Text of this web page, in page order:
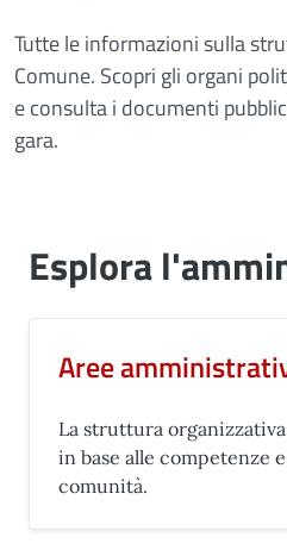
Tutte le informazioni sulla
Comune. Scopri gli organi
e consulta i documenti
gara.
Esplora
Aree
La struttura
in base alle competenze
comunità.